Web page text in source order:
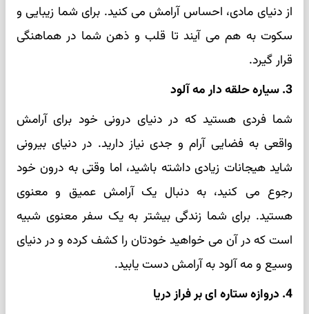
از دنیای مادی، احساس آرامش می‌ کنید. برای شما زیبایی و
سکوت به هم می‌ آیند تا قلب و ذهن شما در هماهنگی
قرار گیرد.
3. سیاره‌ حلقه‌ دار مه‌ آلود
شما فردی هستید که در دنیای درونی خود برای آرامش
واقعی به فضایی آرام و جدی نیاز دارید. در دنیای بیرونی
شاید هیجانات زیادی داشته باشید، اما وقتی به درون خود
رجوع می‌ کنید، به دنبال یک آرامش عمیق و معنوی
هستید. برای شما زندگی بیشتر به یک سفر معنوی شبیه
است که در آن می‌ خواهید خودتان را کشف کرده و در دنیای
وسیع و مه‌ آلود به آرامش دست یابید.
4. دروازه‌ ستاره‌ ای بر فراز دریا